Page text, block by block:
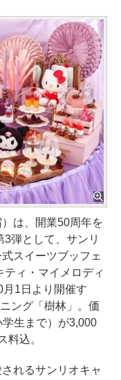
は、開業50周年を
弾として、サンリ
スイーツブッフェ
ティ・マイメロディ
1日より開催す
ング「樹林」。価
生まで）が3,000
料込。
れるサンリオキャ